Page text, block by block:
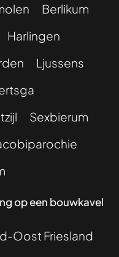
Berlikum
Harlingen
Ljussens
Sexbierum
op een bouwkavel
Oost Friesland